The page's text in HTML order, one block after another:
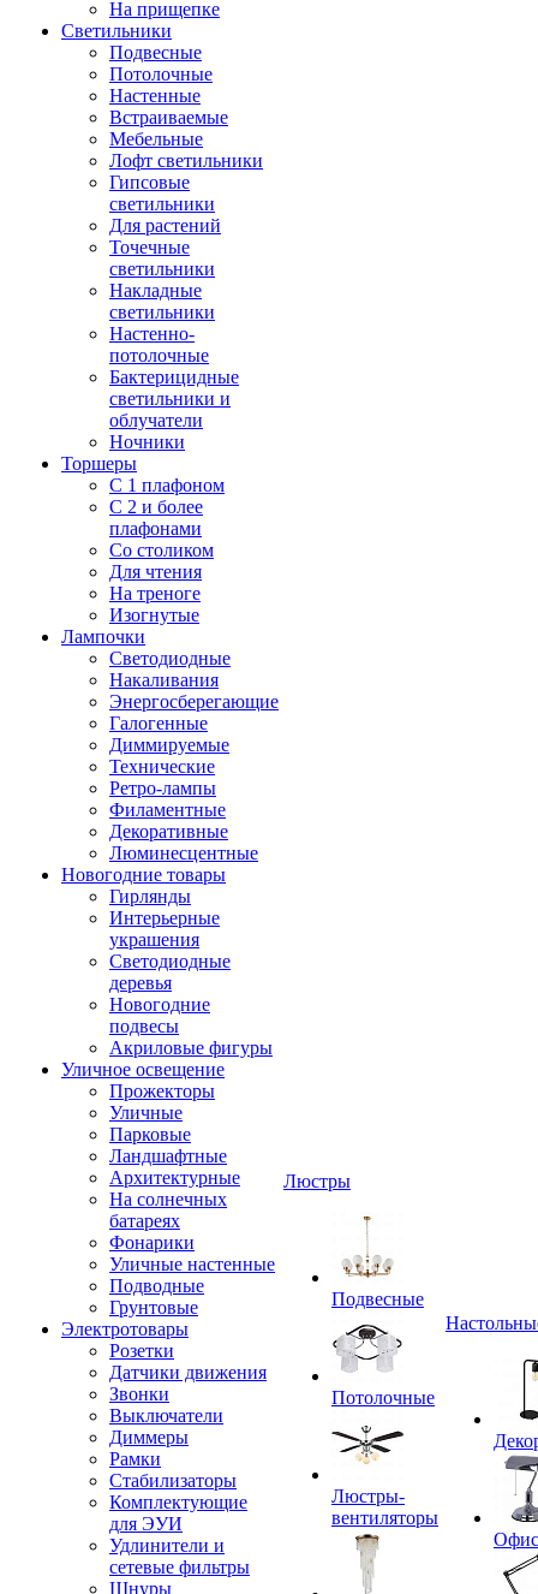
На прищепке
Светильники
Подвесные
Потолочные
Настенные
Встраиваемые
Мебельные
Лофт светильники
Гипсовые
светильники
Для растений
Точечные
светильники
Накладные
светильники
Настенно-
потолочные
Бактерицидные
светильники и
облучатели
Ночники
Торшеры
С 1 плафоном
С 2 и более
плафонами
Со столиком
Для чтения
На треноге
Изогнутые
Лампочки
Светодиодные
Накаливания
Энергосберегающие
Галогенные
Диммируемые
Технические
Ретро-лампы
Филаментные
Декоративные
Люминесцентные
Новогодние товары
Гирлянды
Интерьерные
украшения
Светодиодные
деревья
Новогодние
подвесы
Акриловые фигуры
Уличное освещение
Прожекторы
Уличные
Парковые
Ландшафтные
Архитектурные
На солнечных
батареях
Фонарики
Уличные настенные
Подводные
Грунтовые
Электротовары
Розетки
Датчики движения
Звонки
Выключатели
Диммеры
Рамки
Стабилизаторы
Комплектующие
для ЭУИ
Удлинители и
сетевые фильтры
Шнуры
Люстры
Подвесные
Потолочные
Люстры-
вентиляторы